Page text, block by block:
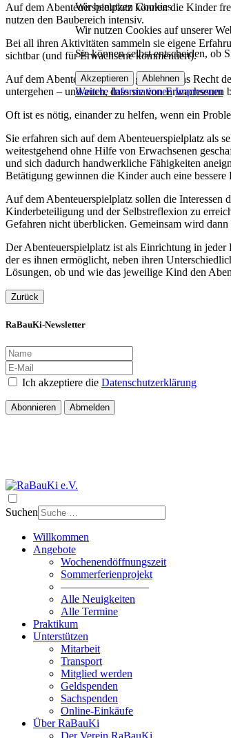
Auf dem Abenteuerspielplatz können die Kinder
nutzen den Baubereich intensiv.
Bei all ihren Aktivitäten sammeln sie eigene
sichtbar (und für Erwachsene kommentiert).
Auf dem Abenteuerspielplatz gilt nicht das Recht
untergehen – und auch, dass sie von Erwachsenen
Oft ist es nötig, einander zu helfen, wenn ein
Sie erfahren sich auf dem Abenteuerspielplatz als
weitestgehend ohne Hilfe von Erwachsenen
und sich dadurch handwerkliche Fähigkeiten
Betätigung gewinnen die Kinder auch eine
Auf dem Abenteuerspielplatz sollen die
Kinderbeteiligung und der Selbstreflexion zu
Gefahren nicht überblicken. Gemeinsam wird
Der Abenteuerspielplatz ist als Einrichtung in
der es ihnen ermöglicht, neben ihren
Lösungen, ob und wie das jeweilige Kind den
Zurück
RaBauKi-Newsletter
Ich akzeptiere die Datenschutzerklärung
Abonnieren Abmelden
Suchen
Willkommen
Angebote
Wochenendöffnungszeit
Sommerferienprojekt
————————
Alle Neuigkeiten
Alle Termine
Praktikum
Unterstützen
Mitarbeit
Transport
Mitglied werden
Geldspenden
Sachspenden
Online-Einkäufe
Über RaBauKi
Der Verein RaBauKi
Wir benutzen Cookies
Wir nutzen Cookies auf unserer
Sie können selbst entscheiden, ob
Akzeptieren Ablehnen
Weitere Informationen Impressum